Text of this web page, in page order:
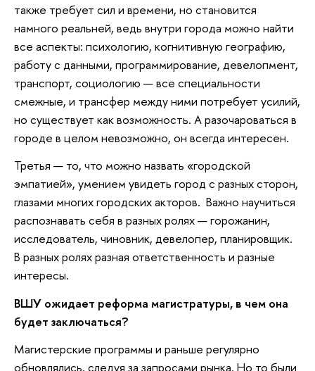
также требует сил и времени, но становится
намного реальней, ведь внутри города можно найти
все аспекты: психологию, когнитивную географию,
работу с данными, программирование, девелопмент,
транспорт, социологию — все специальности
смежные, и трансфер между ними потребует усилий,
но существует как возможность. А разочароваться в
городе в целом невозможно, он всегда интересен.
Третья — то, что можно назвать «городской
эмпатией», умением увидеть город с разных сторон,
глазами многих городских акторов. Важно научиться
распознавать себя в разных ролях — горожанин,
исследователь, чиновник, девелопер, планировщик.
В разных ролях разная ответственность и разные
интересы.
ВШУ ожидает реформа магистратуры, в чем она
будет заключаться?
Магистерские программы и раньше регулярно
обновлялись, следуя за запросами рынка. Но то были